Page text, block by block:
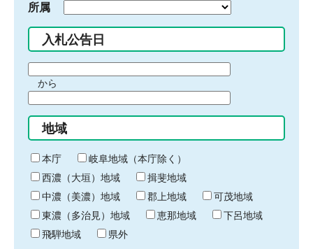
所属
入札公告日
間
始
り
から
間
終
わ
り
地域
本庁
岐阜地域（本庁除く）
西濃（大垣）地域
揖斐地域
中濃（美濃）地域
郡上地域
可茂地域
東濃（多治見）地域
恵那地域
下呂地域
飛騨地域
県外